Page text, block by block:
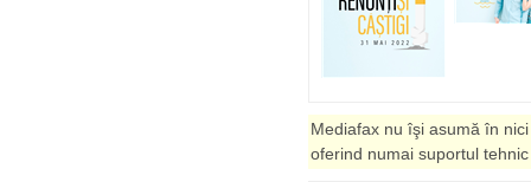
Mediafax nu îşi asumă în
oferind numai suportul